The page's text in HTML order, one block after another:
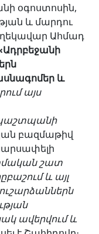
օգոստոսին,
և մարդու
ղեկավար Ահմադ
և
այս
բազմաթիվ
շատ
և այլ
ավերվում և